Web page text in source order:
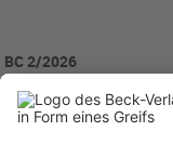
BC 2/2026
BC20260202